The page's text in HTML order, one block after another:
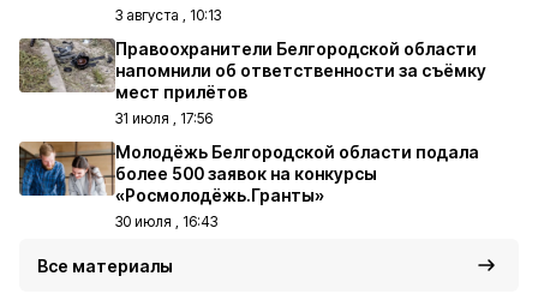
3 августа , 10:13
Правоохранители Белгородской области
напомнили об ответственности за съёмку
мест прилётов
31 июля , 17:56
Молодёжь Белгородской области подала
более 500 заявок на конкурсы
«Росмолодёжь.Гранты»
30 июля , 16:43
Все материалы